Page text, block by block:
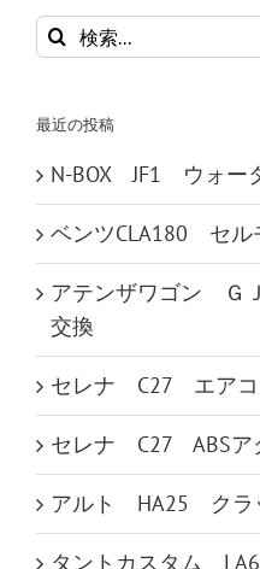
検
索
最近の投稿
N-BOX JF1 ウォー
ベンツCLA180 セル
アテンザワゴン Ｇ
交換
セレナ C27 エアコ
セレナ C27 ABSア
アルト HA25 クラ
タントカスタム